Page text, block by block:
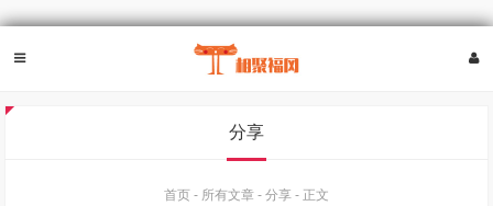
分享
首页 - 所有文章 - 分享 - 正文